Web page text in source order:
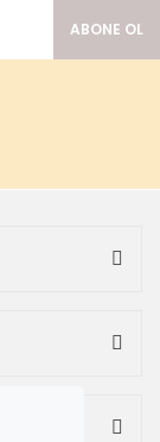
ABONE OL